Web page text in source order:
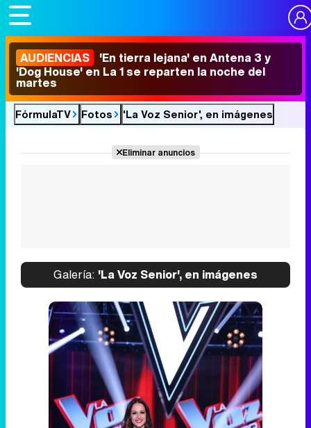
AUDIENCIAS 'En tierra lejana' en Antena 3 y
'Dog House' en La 1 se reparten la noche del
martes
FórmulaTV Fotos 'La Voz Senior', en imágenes
Eliminar anuncios
Galería: 'La Voz Senior', en imágenes